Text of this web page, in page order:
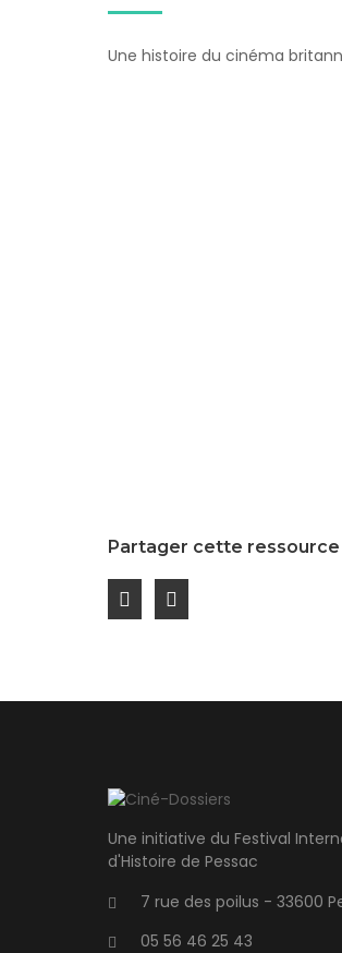
Une histoire du cinéma
Partager cette
Une initiative du Festival
d'Histoire de Pessac
7 rue des poilus - 33600
05 56 46 25 43